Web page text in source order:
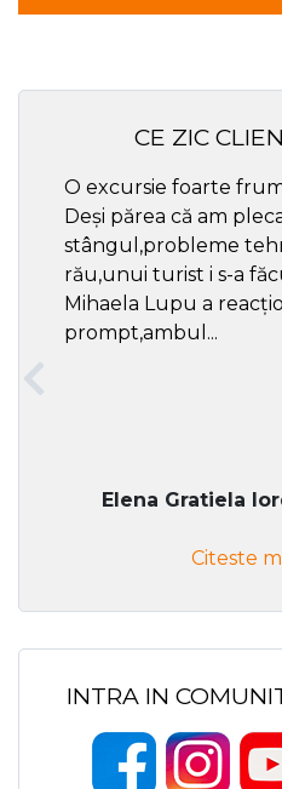
CE ZIC
O excursie foarte
Deși părea că am
stângul,probleme
rău,unui turist i s-a
Mihaela Lupu a
prompt,ambul...
Elena Gratiela
Citeste
INTRA IN